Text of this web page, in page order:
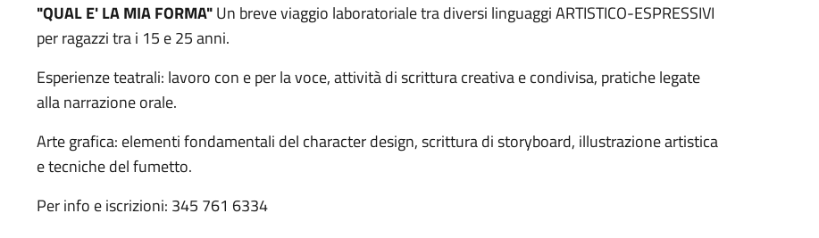
"QUAL E' LA MIA FORMA"Un breve viaggio laboratoriale tra diversi linguaggi ARTISTICO-ESPRESSIVI
per ragazzi tra i 15 e 25 anni.
Esperienze teatrali: lavoro con e per la voce, attività di scrittura creativa e condivisa, pratiche legate
alla narrazione orale.
Arte grafica: elementi fondamentali del character design, scrittura di storyboard, illustrazione artistica
e tecniche del fumetto.
Per info e iscrizioni: 345 761 6334